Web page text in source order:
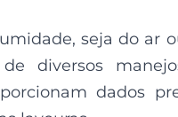
seja do ar
diversos
dados